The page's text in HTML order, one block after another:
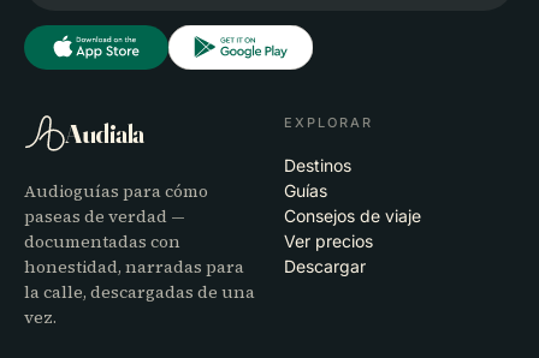
Audiala
Audioguías para cómo
paseas de verdad —
documentadas con
honestidad, narradas para
la calle, descargadas de una
vez.
EXPLORAR
Destinos
Guías
Consejos de viaje
Ver precios
Descargar